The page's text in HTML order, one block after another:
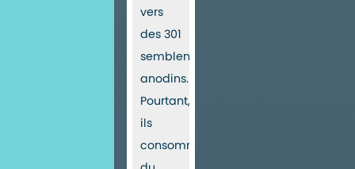
vers
des 301
semblent
anodins.
Pourtant,
ils
consomment